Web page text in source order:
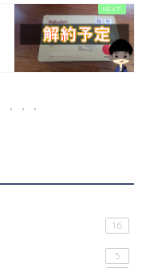
16
5